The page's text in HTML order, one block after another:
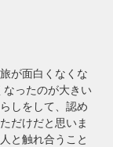
が面白くなくな
なったのが大きい
しをして、認め
だけだと思いま
と触れ合うこと